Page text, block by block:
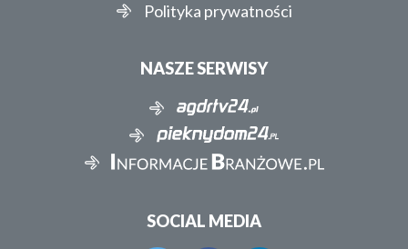
Polityka prywatności
NASZE SERWISY
SOCIAL MEDIA